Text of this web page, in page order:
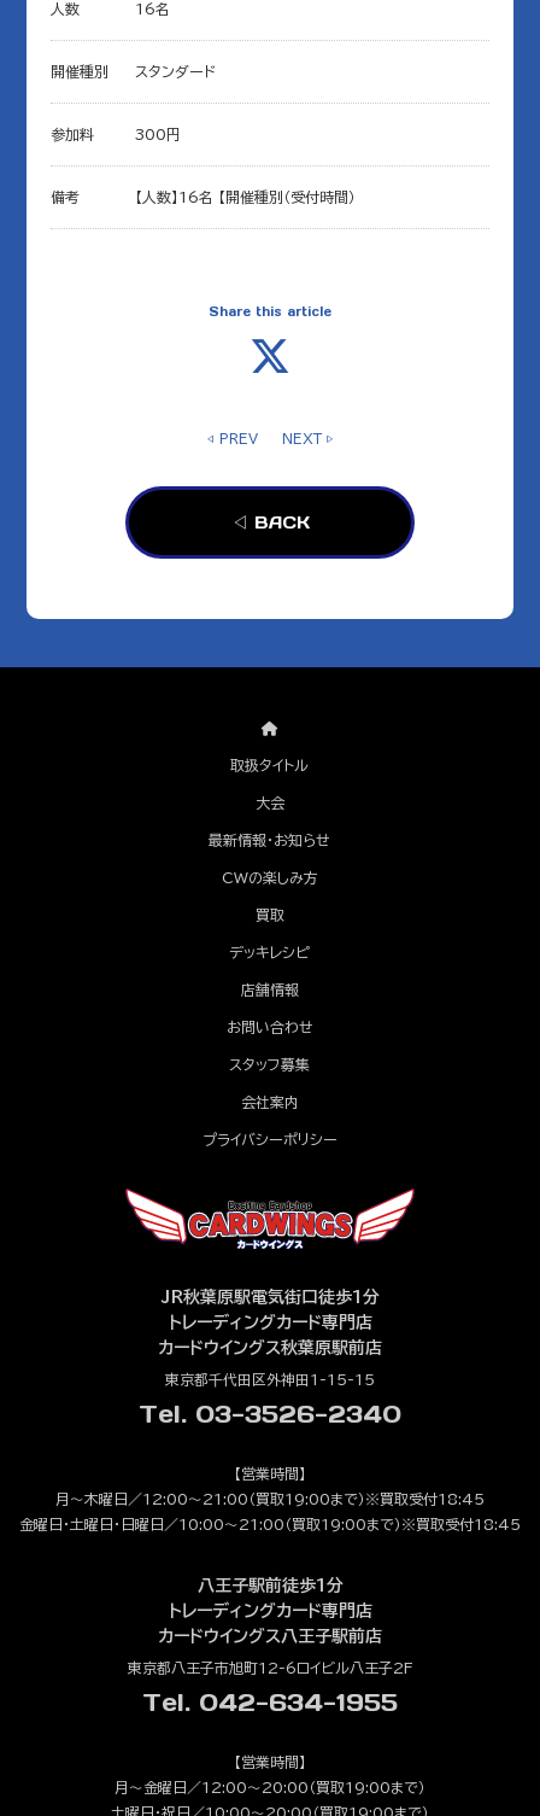
人数 16名
開催種別 スタンダード
参加料 300円
備考 【人数】16名 【開催種別（受付時間）
Share this article
◁ PREV NEXT ▷
◁ BACK
取扱タイトル
大会
最新情報・お知らせ
CWの楽しみ方
買取
デッキレシピ
店舗情報
お問い合わせ
スタッフ募集
会社案内
プライバシーポリシー
JR秋葉原駅電気街口徒歩1分
トレーディングカード専門店
カードウイングス秋葉原駅前店
東京都千代田区外神田1-15-15
Tel. 03-3526-2340
【営業時間】
月～木曜日／12:00～21:00（買取19:00まで）※買取受付18:45
金曜日・土曜日・日曜日／10:00～21:00（買取19:00まで）※買取受付18:45
八王子駅前徒歩1分
トレーディングカード専門店
カードウイングス八王子駅前店
東京都八王子市旭町12-6ロイビル八王子2F
Tel. 042-634-1955
【営業時間】
月～金曜日／12:00～20:00（買取19:00まで）
土曜日・祝日／10:00～20:00（買取19:00まで）